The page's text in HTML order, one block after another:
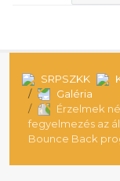
SRPSZKK
Galéria
Érzelmek
fegyelmezés az
Bounce Back